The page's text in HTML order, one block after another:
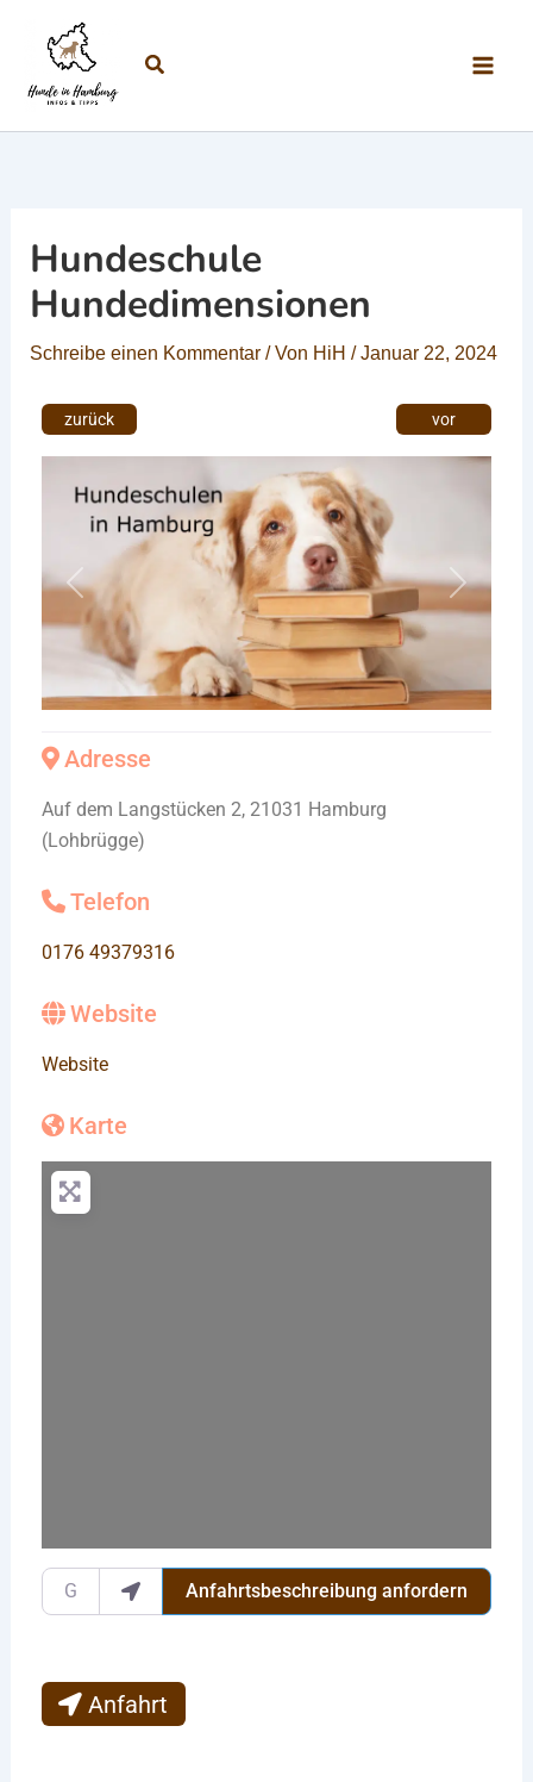
Suchen
Hundeschule
Hundedimensionen
Schreibe einen Kommentar / Von HiH /Januar 22, 2024
Vorheriges
Adresse
Auf dem Langstücken 2, 21031 Hamburg
(Lohbrügge)
Telefon
0176 49379316
Website
Website
Karte
Gib deinen Standort ein.Anfahrtsbeschreibung anfordern
Anfahrt